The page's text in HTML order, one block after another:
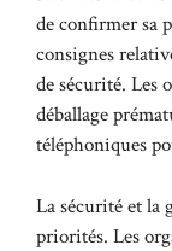
de confirmer sa
consignes
de sécurité. Les
déballage
téléphoniques
La sécurité et la
priorités. Les